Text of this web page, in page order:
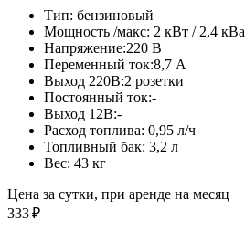
Тип: бензиновый
Мощность /макс: 2 кВт / 2,4 кВа
Напряжение:220 В
Переменный ток:8,7 А
Выход 220В:2 розетки
Постоянный ток:-
Выход 12В:-
Расход топлива: 0,95 л/ч
Топливный бак: 3,2 л
Вес: 43 кг
Цена за сутки, при аренде на месяц
333₽